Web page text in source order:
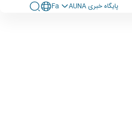
پايگاه خبری AUNA Fa